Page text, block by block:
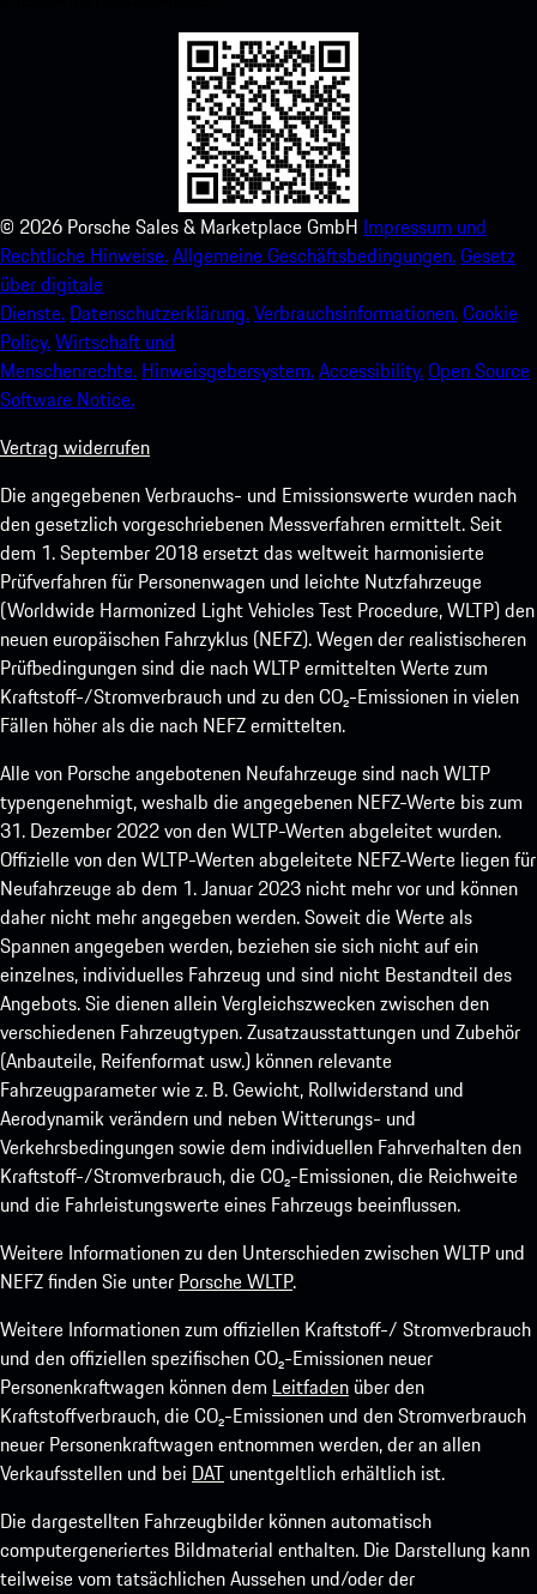
© 2026 Porsche Sales & Marketplace GmbH Impressum und
Rechtliche Hinweise.Allgemeine Geschäftsbedingungen.Gesetz
über digitale
Dienste. Datenschutzerklärung.Verbrauchsinformationen.Cookie
Policy.Wirtschaft und
Menschenrechte. Hinweisgebersystem.Accessibility.Open Source
Software Notice.
Vertrag widerrufen
Die angegebenen Verbrauchs- und Emissionswerte wurden nach
den gesetzlich vorgeschriebenen Messverfahren ermittelt. Seit
dem 1. September 2018 ersetzt das weltweit harmonisierte
Prüfverfahren für Personenwagen und leichte Nutzfahrzeuge
(Worldwide Harmonized Light Vehicles Test Procedure, WLTP) den
neuen europäischen Fahrzyklus (NEFZ). Wegen der realistischeren
Prüfbedingungen sind die nach WLTP ermittelten Werte zum
Kraftstoff-/Stromverbrauch und zu den CO₂-Emissionen in vielen
Fällen höher als die nach NEFZ ermittelten.
Alle von Porsche angebotenen Neufahrzeuge sind nach WLTP
typengenehmigt, weshalb die angegebenen NEFZ-Werte bis zum
31. Dezember 2022 von den WLTP-Werten abgeleitet wurden.
Offizielle von den WLTP-Werten abgeleitete NEFZ-Werte liegen für
Neufahrzeuge ab dem 1. Januar 2023 nicht mehr vor und können
daher nicht mehr angegeben werden. Soweit die Werte als
Spannen angegeben werden, beziehen sie sich nicht auf ein
einzelnes, individuelles Fahrzeug und sind nicht Bestandteil des
Angebots. Sie dienen allein Vergleichszwecken zwischen den
verschiedenen Fahrzeugtypen. Zusatzausstattungen und Zubehör
(Anbauteile, Reifenformat usw.) können relevante
Fahrzeugparameter wie z. B. Gewicht, Rollwiderstand und
Aerodynamik verändern und neben Witterungs- und
Verkehrsbedingungen sowie dem individuellen Fahrverhalten den
Kraftstoff-/Stromverbrauch, die CO₂-Emissionen, die Reichweite
und die Fahrleistungswerte eines Fahrzeugs beeinflussen.
Weitere Informationen zu den Unterschieden zwischen WLTP und
NEFZ finden Sie unter Porsche WLTP.
Weitere Informationen zum offiziellen Kraftstoff-/ Stromverbrauch
und den offiziellen spezifischen CO₂-Emissionen neuer
Personenkraftwagen können dem Leitfaden über den
Kraftstoffverbrauch, die CO₂-Emissionen und den Stromverbrauch
neuer Personenkraftwagen entnommen werden, der an allen
Verkaufsstellen und bei DAT unentgeltlich erhältlich ist.
Die dargestellten Fahrzeugbilder können automatisch
computergeneriertes Bildmaterial enthalten. Die Darstellung kann
teilweise vom tatsächlichen Aussehen und/oder der